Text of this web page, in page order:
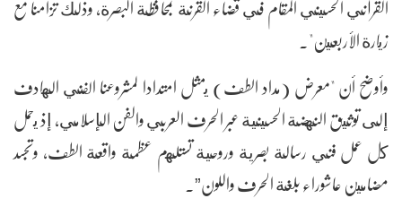
زيارة الأربعين".
وأوضح أن "معرض (مداد الطف) يمثل امتدادا لمشروعنا الفني الهادف
إلى توثيق النهضة الحسينية عبر الحرف العربي والفن الإسلامي، إذ يحمل
كل عمل فني رسالة بصرية وروحية تستلهم عظمة واقعة الطف، وتجسد
مضامين عاشوراء بلغة الحرف واللون”.